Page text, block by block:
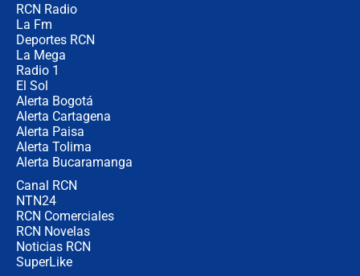
RCN Radio
La Fm
Deportes RCN
La Mega
Radio 1
El Sol
Alerta Bogotá
Alerta Cartagena
Alerta Paisa
Alerta Tolima
Alerta Bucaramanga
Canal RCN
NTN24
RCN Comerciales
RCN Novelas
Noticias RCN
SuperLike